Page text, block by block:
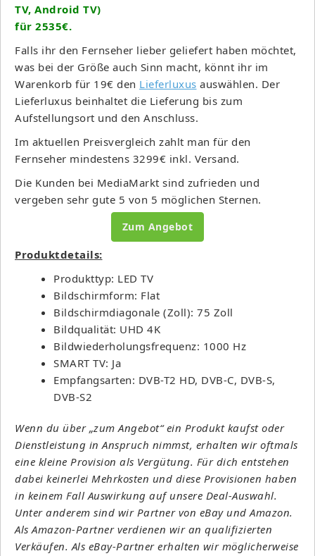
TV, Android TV)
für 2535€.
Falls ihr den Fernseher lieber geliefert haben möchtet,
was bei der Größe auch Sinn macht, könnt ihr im
Warenkorb für 19€ den Lieferluxus auswählen. Der
Lieferluxus beinhaltet die Lieferung bis zum
Aufstellungsort und den Anschluss.
Im aktuellen Preisvergleich zahlt man für den
Fernseher mindestens 3299€ inkl. Versand.
Die Kunden bei MediaMarkt sind zufrieden und
vergeben sehr gute 5 von 5 möglichen Sternen.
Zum Angebot
Produktdetails:
Produkttyp: LED TV
Bildschirmform: Flat
Bildschirmdiagonale (Zoll): 75 Zoll
Bildqualität: UHD 4K
Bildwiederholungsfrequenz: 1000 Hz
SMART TV: Ja
Empfangsarten: DVB-T2 HD, DVB-C, DVB-S,
DVB-S2
Wenn du über „zum Angebot“ ein Produkt kaufst oder
Dienstleistung in Anspruch nimmst, erhalten wir oftmals
eine kleine Provision als Vergütung. Für dich entstehen
dabei keinerlei Mehrkosten und diese Provisionen haben
in keinem Fall Auswirkung auf unsere Deal-Auswahl.
Unter anderem sind wir Partner von eBay und Amazon.
Als Amazon-Partner verdienen wir an qualifizierten
Verkäufen. Als eBay-Partner erhalten wir möglicherweise